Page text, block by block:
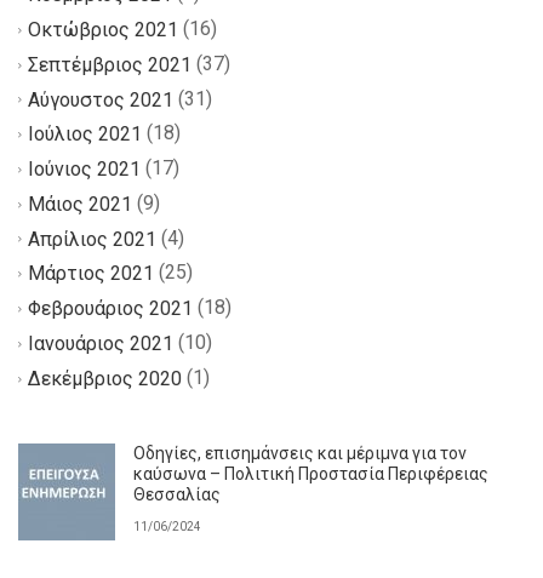
Οκτώβριος 2021 (16)
Σεπτέμβριος 2021 (37)
Αύγουστος 2021 (31)
Ιούλιος 2021 (18)
Ιούνιος 2021 (17)
Μάιος 2021 (9)
Απρίλιος 2021 (4)
Μάρτιος 2021 (25)
Φεβρουάριος 2021 (18)
Ιανουάριος 2021 (10)
Δεκέμβριος 2020 (1)
Οδηγίες, επισημάνσεις και μέριμνα για τον
καύσωνα – Πολιτική Προστασία Περιφέρειας
Θεσσαλίας
11/06/2024